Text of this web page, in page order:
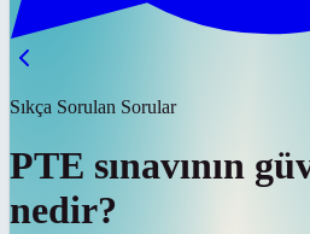
Sıkça Sorulan Sorular
PTE sınavının
nedir?